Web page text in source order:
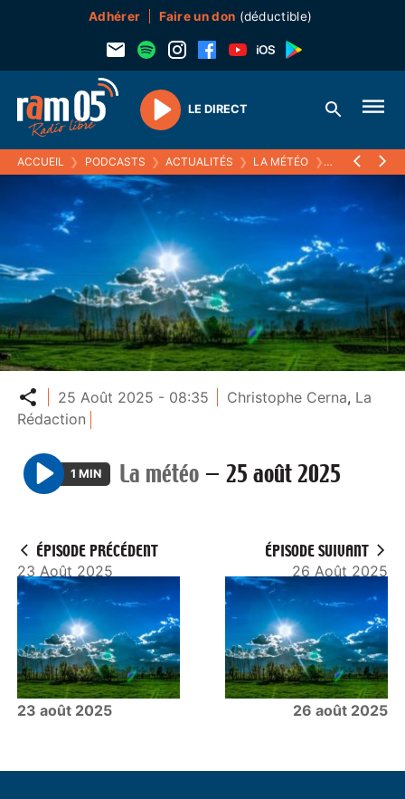
Adhérer Faire un don (déductible)
Play
LE DIRECT
ACCUEIL ❯ PODCASTS ❯ ACTUALITÉS ❯ LA MÉTÉO ❯ 25 AOÛT 2025
Partager
25 Août 2025 - 08:35 Christophe Cerna, La
Rédaction
P
y
1 MIN La météo — 25 août 2025
ÉPISODE PRÉCÉDENT
23 Août 2025
23 août 2025
ÉPISODE SUIVANT
26 Août 2025
26 août 2025